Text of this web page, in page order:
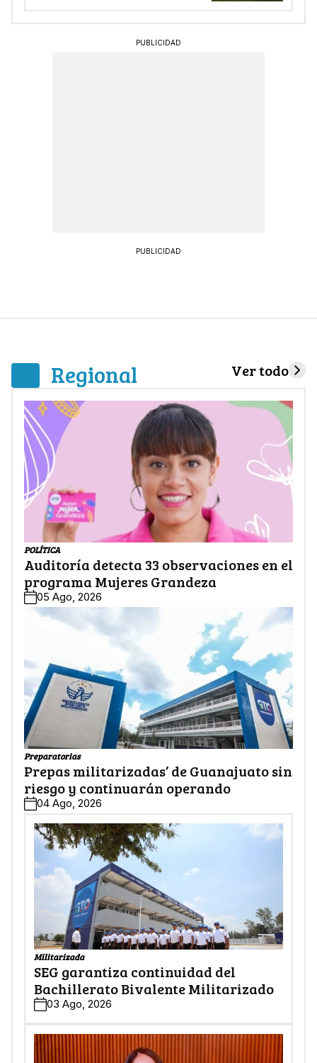
PUBLICIDAD
PUBLICIDAD
Regional Ver todo
POLÍTICA
Auditoría detecta 33 observaciones en el
programa Mujeres Grandeza
05 Ago, 2026
Preparatorias
Prepas militarizadas’ de Guanajuato sin
riesgo y continuarán operando
04 Ago, 2026
Militarizada
SEG garantiza continuidad del
Bachillerato Bivalente Militarizado
03 Ago, 2026